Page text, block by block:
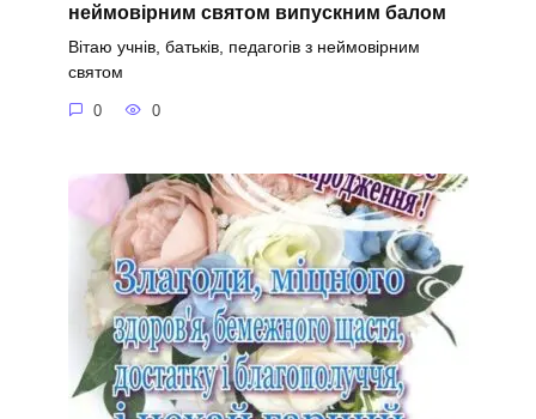
неймовірним святом випускним балом
Вітаю учнів, батьків, педагогів з неймовірним
святом
0 0